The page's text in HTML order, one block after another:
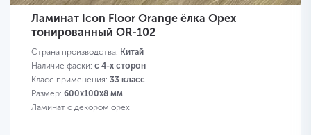
Ламинат Icon Floor Orange ёлка Орех
тонированный OR-102
Страна производства: Китай
Наличие фаски: с 4-х сторон
Класс применения: 33 класс
Размер: 600х100х8 мм
Ламинат с декором орех